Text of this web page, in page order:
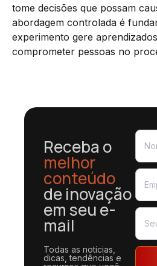
tome decisões que possam
abordagem controlada é
experimento gere
comprometer pessoas no
Receba o
melhor
conteúdo
de inovação
em seu e-
mail
Todas as notícias,
dicas, tendências e